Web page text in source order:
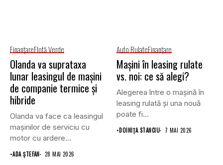
FinanţareFlotă Verde
Olanda va suprataxa
lunar leasingul de mașini
de companie termice și
hibride
Olanda va face ca leasingul
mașinilor de serviciu cu
motor cu ardere...
•ADA ȘTEFAN 28 MAI 2026
Auto RulateFinanţare
Mașini în leasing rulate
vs. noi: ce să alegi?
Alegerea între o mașină în
leasing rulată și una nouă
poate fi...
•DOINIŢA STANCIU 7 MAI 2026